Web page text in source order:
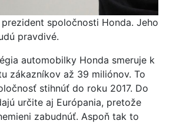
spoločnosti Honda. Jeho
pravdivé.
automobilky Honda smeruje k
zákazníkov až 39 miliónov. To
stihnúť do roku 2017. Do
určite aj Európania, pretože
zabudnúť. Aspoň tak to